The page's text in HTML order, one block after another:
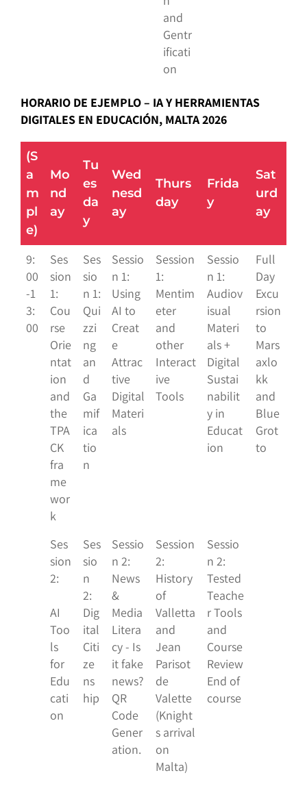
and
Gentr
ificati
on
HORARIO DE EJEMPLO – IA Y HERRAMIENTAS
DIGITALES EN EDUCACIÓN, MALTA 2026
(S
a
m
pl
e)
Mo
nd
ay
Tu
es
da
y
Wed
nesd
ay
Thurs
day
Frida
y
Sat
urd
ay
9:
00
-1
3:
00
Ses
sion
1:
Cou
rse
Orie
ntat
ion
and
the
TPA
CK
fra
me
wor
k
Ses
sio
n 1:
Qui
zzi
ng
an
d
Ga
mif
ica
tio
n
Sessio
n 1:
Using
AI to
Creat
e
Attrac
tive
Digital
Materi
als
Session
1:
Mentim
eter
and
other
Interact
ive
Tools
Sessio
n 1:
Audiov
isual
Materi
als +
Digital
Sustai
nabilit
y in
Educat
ion
Full
Day
Excu
rsion
to
Mars
axlo
kk
and
Blue
Grot
to
Ses
sion
2:
AI
Too
ls
for
Edu
cati
on
Ses
sio
n
2:
Dig
ital
Citi
ze
ns
hip
Sessio
n 2:
News
&
Media
Litera
cy - Is
it fake
news?
QR
Code
Gener
ation.
Session
2:
History
of
Valletta
and
Jean
Parisot
de
Valette
(Knight
s arrival
on
Malta)
Sessio
n 2:
Tested
Teache
r Tools
and
Course
Review
End of
course